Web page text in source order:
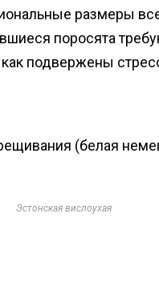
размеры
поросята
подвержены
(белая
Эстонская вислоухая